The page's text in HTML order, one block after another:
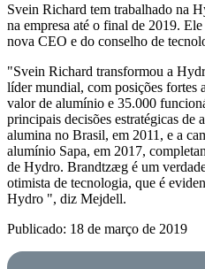
Svein Richard tem trabalhado na
na empresa até o final de 2019.
nova CEO e do conselho de
"Svein Richard transformou a
líder mundial, com posições fortes
valor de alumínio e 35.000
principais decisões estratégicas de
alumina no Brasil, em 2011, e a
alumínio Sapa, em 2017,
de Hydro. Brandtzæg é um
otimista de tecnologia, que é
Hydro ", diz Mejdell.
Publicado: 18 de março de 2019